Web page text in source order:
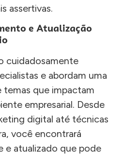
assertivas.
e Atualização
cuidadosamente
e abordam uma
temas que impactam
empresarial. Desde
digital até técnicas
você encontrará
e atualizado que pode